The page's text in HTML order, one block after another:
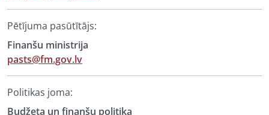
Pētījuma pasūtītājs:
Finanšu ministrija
pasts@fm.gov.lv
Politikas joma:
Budžeta un finanšu politika